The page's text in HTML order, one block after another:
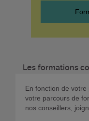
Les formations
En fonction de
votre parcours de
nos conseillers,